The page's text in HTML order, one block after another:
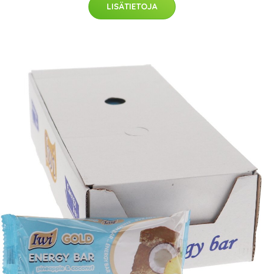
LISÄTIETOJA